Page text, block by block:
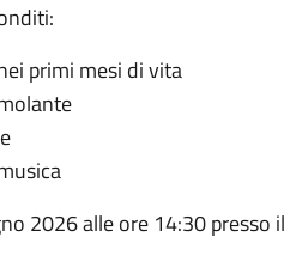
primi mesi di vita
2026 alle ore 14:30 presso il